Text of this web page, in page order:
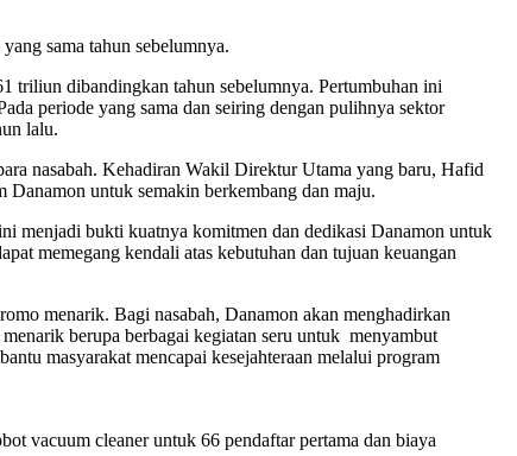
sama tahun sebelumnya.
triliun dibandingkan tahun sebelumnya. Pertumbuhan ini
periode yang sama dan seiring dengan pulihnya sektor
lalu.
nasabah. Kehadiran Wakil Direktur Utama yang baru, Hafid
Danamon untuk semakin berkembang dan maju.
menjadi bukti kuatnya komitmen dan dedikasi Danamon untuk
memegang kendali atas kebutuhan dan tujuan keuangan
menarik. Bagi nasabah, Danamon akan menghadirkan
berupa berbagai kegiatan seru untuk menyambut
masyarakat mencapai kesejahteraan melalui program
vacuum cleaner untuk 66 pendaftar pertama dan biaya